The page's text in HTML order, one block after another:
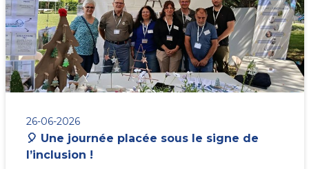
26-06-2026
🎈 Une journée placée sous le signe de
l’inclusion !